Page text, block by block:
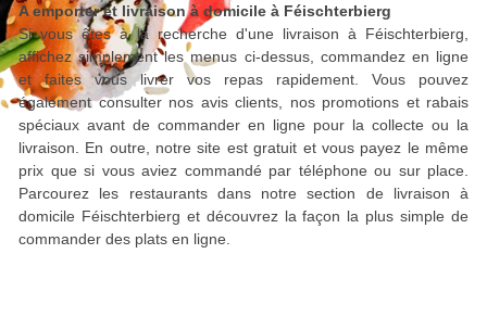
A emporter et livraison à domicile à Féischterbierg
Si vous êtes à la recherche d'une livraison à Féischterbierg,
affichez simplement les menus ci-dessus, commandez en ligne
et faites vous livrer vos repas rapidement. Vous pouvez
également consulter nos avis clients, nos promotions et rabais
spéciaux avant de commander en ligne pour la collecte ou la
livraison. En outre, notre site est gratuit et vous payez le même
prix que si vous aviez commandé par téléphone ou sur place.
Parcourez les restaurants dans notre section de livraison à
domicile Féischterbierg et découvrez la façon la plus simple de
commander des plats en ligne.